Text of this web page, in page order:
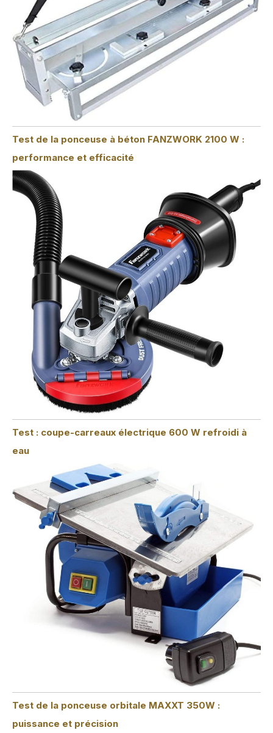
Test de la ponceuse à béton FANZWORK 2100 W :
performance et efficacité
Test : coupe-carreaux électrique 600 W refroidi à
eau
Test de la ponceuse orbitale MAXXT 350W :
puissance et précision